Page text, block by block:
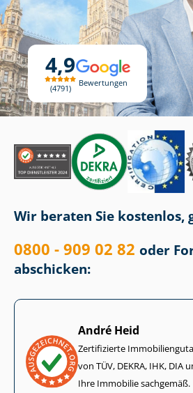
4,9
4791
Bewertungen
Wir beraten Sie kostenlos,
0800 - 909 02 82 oder
abschicken:
André Heid
Zertifizierte
von TÜV, DEKRA, IHK, DIA
Ihre Immobilie sachgemäß.